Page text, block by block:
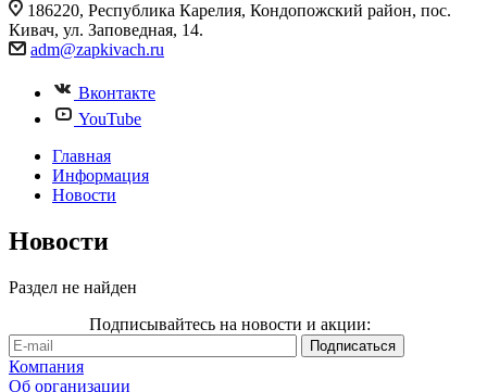
186220, Республика Карелия, Кондопожский район, пос.
Кивач, ул. Заповедная, 14.
adm@zapkivach.ru
Вконтакте
YouTube
Главная
Информация
Новости
Новости
Раздел не найден
Подписывайтесь на новости и акции:
Компания
Об организации